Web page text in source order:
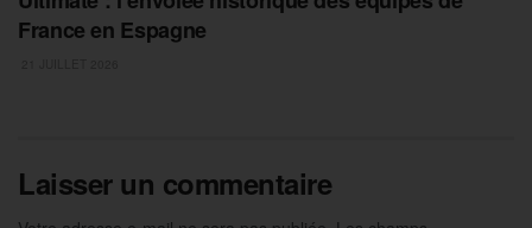
France en Espagne
Laisser un commentaire